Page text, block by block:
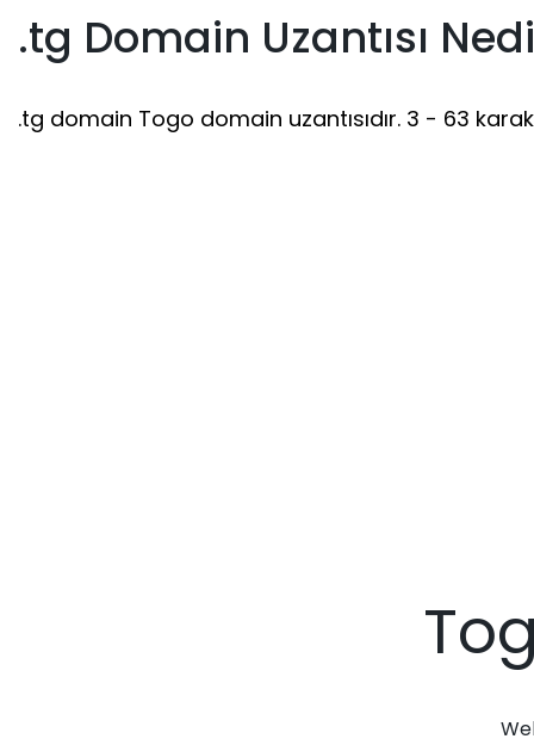
.tg Domain Uzantısı
.tg domain Togo domain uzantısıdır. 3 - 63